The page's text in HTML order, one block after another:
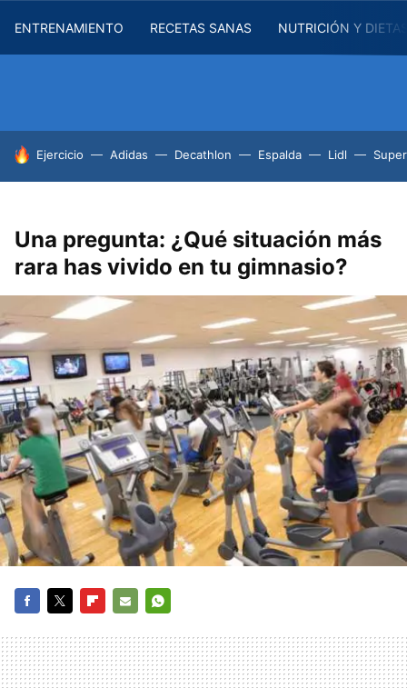
ENTRENAMIENTO RECETAS SANAS NUTRICIÓN Y
HOY SE HABLA DE
Ejercicio Adidas Decathlon Espalda Lidl
Una pregunta: ¿Qué situación más
rara has vivido en tu gimnasio?
MAIL